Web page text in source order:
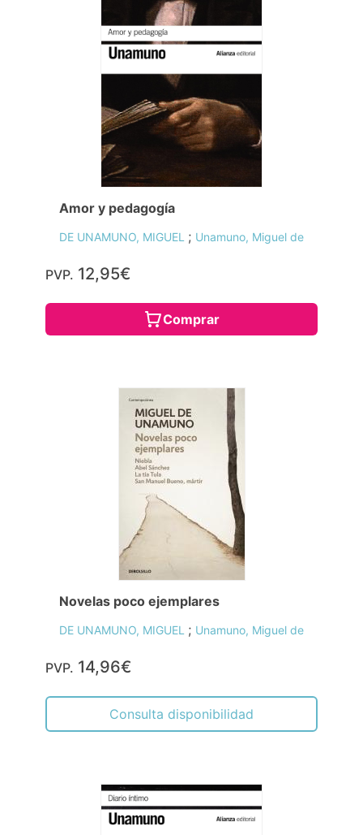
Amor y pedagogía
DE UNAMUNO, MIGUEL ; Unamuno, Miguel de
PVP. 12,95€
Comprar
Novelas poco ejemplares
DE UNAMUNO, MIGUEL ; Unamuno, Miguel de
PVP. 14,96€
Consulta disponibilidad